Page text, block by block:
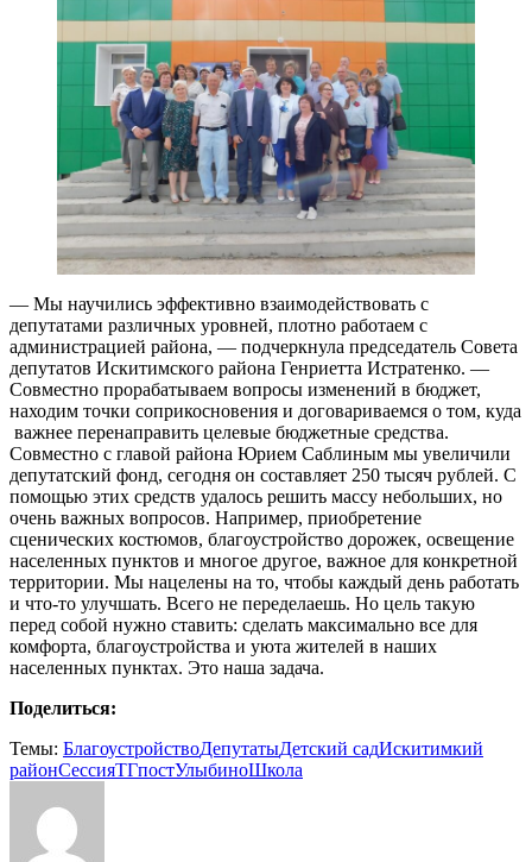
— Мы научились эффективно взаимодействовать с
депутатами различных уровней, плотно работаем с
администрацией района, — подчеркнула председатель Совета
депутатов Искитимского района Генриетта Истратенко. —
Совместно прорабатываем вопросы изменений в бюджет,
находим точки соприкосновения и договариваемся о том, куда
важнее перенаправить целевые бюджетные средства.
Совместно с главой района Юрием Саблиным мы увеличили
депутатский фонд, сегодня он составляет 250 тысяч рублей. С
помощью этих средств удалось решить массу небольших, но
очень важных вопросов. Например, приобретение
сценических костюмов, благоустройство дорожек, освещение
населенных пунктов и многое другое, важное для конкретной
территории. Мы нацелены на то, чтобы каждый день работать
и что-то улучшать. Всего не переделаешь. Но цель такую
перед собой нужно ставить: сделать максимально все для
комфорта, благоустройства и уюта жителей в наших
населенных пунктах. Это наша задача.
Поделиться:
Темы: БлагоустройствоДепутатыДетский садИскитимкий
районСессияТГпостУлыбиноШкола